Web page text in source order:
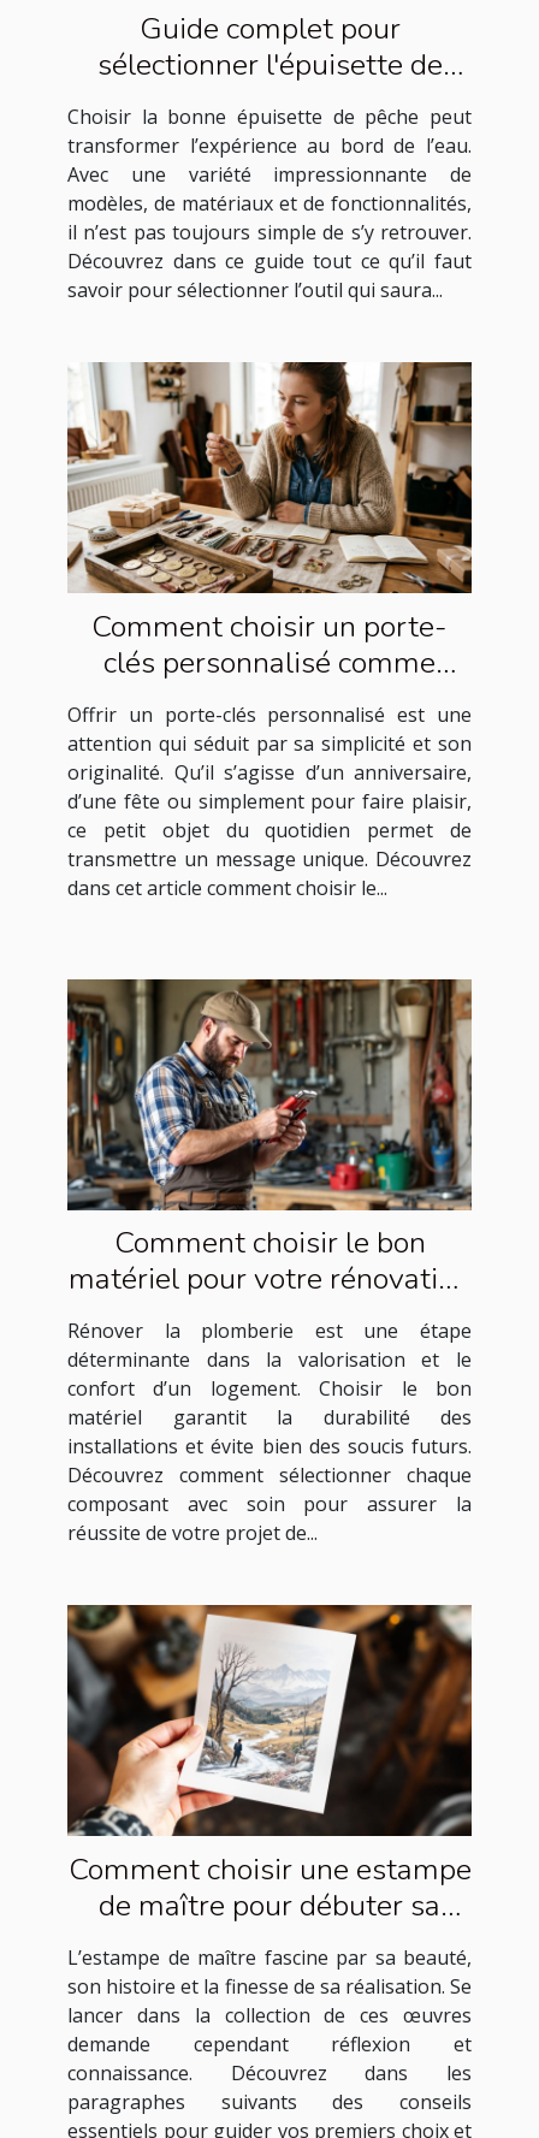
Guide complet pour
sélectionner l'épuisette de
pêche idéale
Choisir la bonne épuisette de pêche peut
transformer l’expérience au bord de l’eau.
Avec une variété impressionnante de
modèles, de matériaux et de fonctionnalités,
il n’est pas toujours simple de s’y retrouver.
Découvrez dans ce guide tout ce qu’il faut
savoir pour sélectionner l’outil qui saura...
Comment choisir un porte-
clés personnalisé comme
cadeau idéal ?
Offrir un porte-clés personnalisé est une
attention qui séduit par sa simplicité et son
originalité. Qu’il s’agisse d’un anniversaire,
d’une fête ou simplement pour faire plaisir,
ce petit objet du quotidien permet de
transmettre un message unique. Découvrez
dans cet article comment choisir le...
Comment choisir le bon
matériel pour votre rénovation
de plomberie ?
Rénover la plomberie est une étape
déterminante dans la valorisation et le
confort d’un logement. Choisir le bon
matériel garantit la durabilité des
installations et évite bien des soucis futurs.
Découvrez comment sélectionner chaque
composant avec soin pour assurer la
réussite de votre projet de...
Comment choisir une estampe
de maître pour débuter sa
collection ?
L’estampe de maître fascine par sa beauté,
son histoire et la finesse de sa réalisation. Se
lancer dans la collection de ces œuvres
demande cependant réflexion et
connaissance. Découvrez dans les
paragraphes suivants des conseils
essentiels pour guider vos premiers choix et